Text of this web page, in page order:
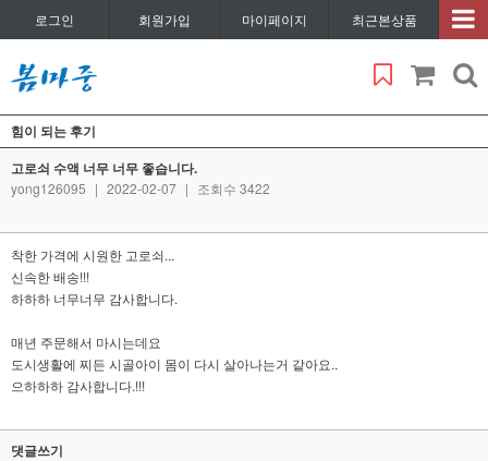
로그인 회원가입 마이페이지 최근본상품
힘이 되는 후기
고로쇠 수액 너무 너무 좋습니다.
yong126095 | 2022-02-07 | 조회수 3422
착한 가격에 시원한 고로쇠...
신속한 배송!!!
하하하 너무너무 감사합니다.
매년 주문해서 마시는데요
도시생활에 찌든 시골아이 몸이 다시 살아나는거 같아요..
으하하하 감사합니다.!!!
댓글쓰기